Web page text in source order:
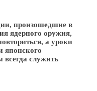
произошедшие в
ядерного оружия,
а уроки
японского
служить